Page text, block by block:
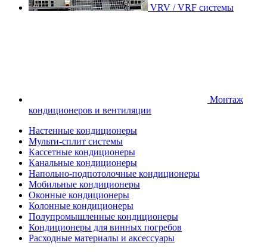
VRV / VRF системы
Монтаж
кондиционеров и вентиляции
Настенные кондиционеры
Мульти-сплит системы
Кассетные кондиционеры
Канальные кондиционеры
Напольно-подпотолочные кондиционеры
Мобильные кондиционеры
Оконные кондиционеры
Колонные кондиционеры
Полупромышленные кондиционеры
Кондиционеры для винных погребов
Расходные материалы и аксессуары